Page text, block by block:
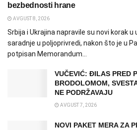
bezbednosti hrane
AVGUST 8, 2026
Srbija i Ukrajina napravile su novi korak
saradnje u poljoprivredi, nakon što je u
potpisan Memorandum...
VUČEVIĆ: ĐILAS PRED
BRODOLOMOM,
NE PODRŽAVAJU
AVGUST 7, 2026
NOVI PAKET MERA ZA